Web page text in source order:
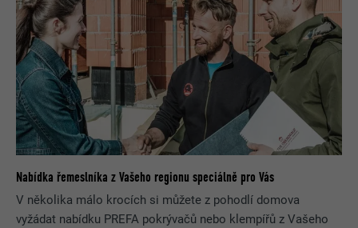
Nabídka řemeslníka z Vašeho regionu speciálně pro Vás
V několika málo krocích si můžete z pohodlí domova
vyžádat nabídku PREFA pokrývačů nebo klempířů z Vašeho